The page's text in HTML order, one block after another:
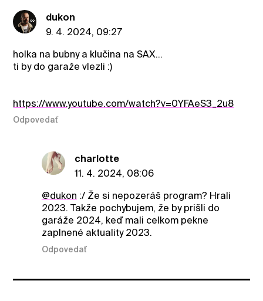
dukon
9. 4. 2024, 09:27
holka na bubny a klučina na SAX...
ti by do garaže vlezli :)
https://www.youtube.com/watch?v=0YFAeS3_2u8
Odpovedať
charlotte
11. 4. 2024, 08:06
@dukon :/ Že si nepozeráš program? Hrali
2023. Takže pochybujem, že by prišli do
garáže 2024, keď mali celkom pekne
zaplnené aktuality 2023.
Odpovedať